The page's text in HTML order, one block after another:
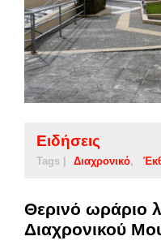
Ειδήσεις
Tags | Διαχρονικό
Θερινό ωράριο
Διαχρονικού